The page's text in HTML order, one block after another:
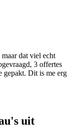
dat viel echt
3 offertes
gepakt. Dit is me erg
uit